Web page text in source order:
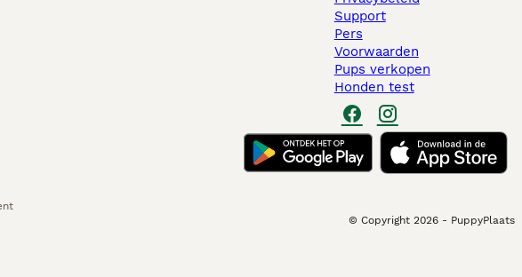
Support
Pers
Voorwaarden
Pups verkopen
Honden test
© Copyright 2026 - PuppyPlaats